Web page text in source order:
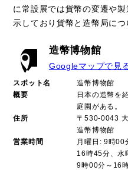
に常設展では貨幣の変遷や
示しており貨幣と造幣局につ
造幣博物館
Googleマップで見
スポット名
造幣博物館
概要
日本の造幣を
庭園がある。
住所
〒530-0043
造幣博物館
営業時間
月曜日: 9時00
16時45分、水
9時00分～16